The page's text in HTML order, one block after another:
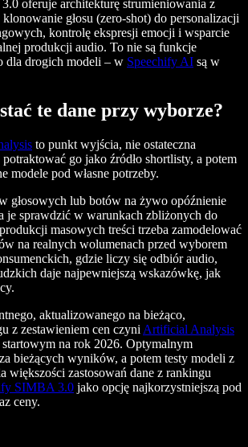
oferuje architekturę strumieniowania z
głosu (zero-shot) do personalizacji
kontrolę ekspresji emocji i wsparcie
produkcji audio. To nie są funkcje
dla drogich modeli – w Speechify AI są w
te dane przy wyborze?
to punkt wyjścia, nie ostateczna
go jako źródło shortlisty, a potem
modele pod własne potrzeby.
głosowych lub botów na żywo opóźnienie
je sprawdzić w warunkach zbliżonych do
masowych treści trzeba zamodelować
na realnych wolumenach przed wyborem
gdzie liczy się odbiór audio,
daje najpewniejszą wskazówkę, jak
aktualizowanego na bieżąco,
z zestawieniem cen czyni Artificial Analysis
na rok 2026. Optymalnym
bieżących wyników, a potem testy modeli z
większości zastosowań dane z rankingu
SIMBA 3.0 jako opcję najkorzystniejszą pod
ceny.